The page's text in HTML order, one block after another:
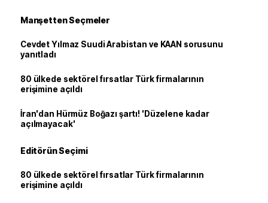
Manşetten Seçmeler
Cevdet Yılmaz Suudi Arabistan ve KAAN sorusunu
yanıtladı
80 ülkede sektörel fırsatlar Türk firmalarının
erişimine açıldı
İran'dan Hürmüz Boğazı şartı! 'Düzelene kadar
açılmayacak'
Editörün Seçimi
80 ülkede sektörel fırsatlar Türk firmalarının
erişimine açıldı